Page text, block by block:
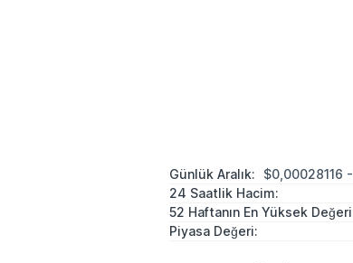
Günlük Aralık:
$0,00028116
24 Saatlik Hacim:
52 Haftanın En Yüksek
Piyasa Değeri: